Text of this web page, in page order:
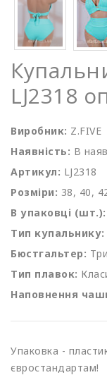
LJ2318
Виробник: Z.FIVE
Наявність: В
Артикул: LJ2318
Розміри: 38, 40,
В упаковці (шт.):
Тип купальнику:
Бюстгальтер:
Тип плавок:
Наповнення
Упаковка -
євростандартам!